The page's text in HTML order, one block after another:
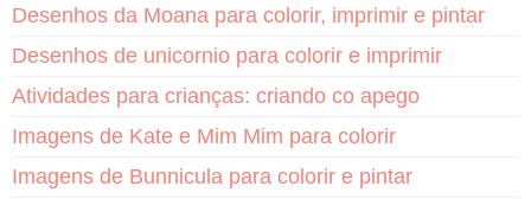
Desenhos da Moana para colorir, imprimir e pintar
Desenhos de unicornio para colorir e imprimir
Atividades para crianças: criando co apego
Imagens de Kate e Mim Mim para colorir
Imagens de Bunnicula para colorir e pintar